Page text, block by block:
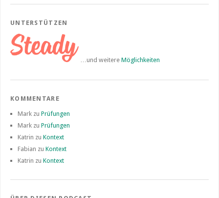
UNTERSTÜTZEN
…und weitere Möglichkeiten
KOMMENTARE
Mark zu Prüfungen
Mark zu Prüfungen
Katrin zu Kontext
Fabian zu Kontext
Katrin zu Kontext